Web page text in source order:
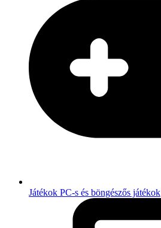
Játékok PC-s és böngészős játékok